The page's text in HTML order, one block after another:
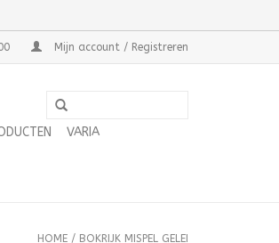
Mijn account / Registreren
VARIA
HOME / BOKRIJK MISPEL GELEI